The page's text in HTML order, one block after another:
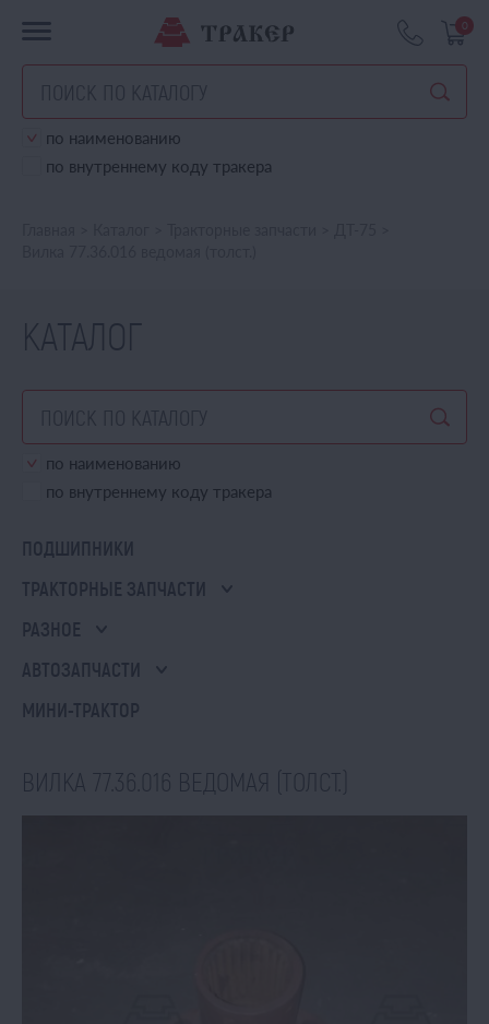
0
по наименованию
по внутреннему коду тракера
КАТАЛОГ
по наименованию
по внутреннему коду тракера
ПОДШИПНИКИ
ТРАКТОРНЫЕ ЗАПЧАСТИ
РАЗНОЕ
АВТОЗАПЧАСТИ
МИНИ-ТРАКТОР
ВИЛКА 77.36.016 ВЕДОМАЯ (ТОЛСТ.)